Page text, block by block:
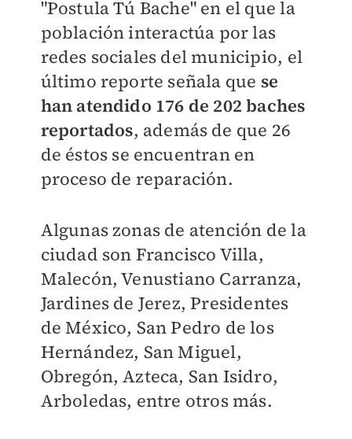
"Postula Tú Bache" en el que la
población interactúa por las
redes sociales del municipio, el
último reporte señala que se
han atendido 176 de 202 baches
reportados, además de que 26
de éstos se encuentran en
proceso de reparación.
Algunas zonas de atención de la
ciudad son Francisco Villa,
Malecón, Venustiano Carranza,
Jardines de Jerez, Presidentes
de México, San Pedro de los
Hernández, San Miguel,
Obregón, Azteca, San Isidro,
Arboledas, entre otros más.